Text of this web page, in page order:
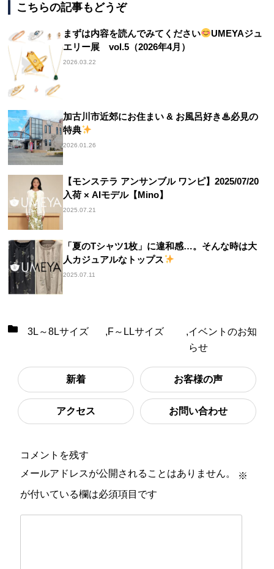
こちらの記事もどうぞ
まずは内容を読んでみてください
UMEYAジュ
エリー展 vol.5（2026年4月）
2026.03.22
加古川市近郊にお住まい & お風呂好き♨必見の
特典
2026.01.26
【モンステラ アンサンブル ワンピ】2025/07/20
入荷 × AIモデル【Mino】
2025.07.21
「夏のTシャツ1枚」に違和感…。そんな時は大
人カジュアルなトップス
2025.07.11
3L～8Lサイズ ,F～LLサイズ ,イベントのお知
らせ
新着 お客様の声
アクセス お問い合わせ
コメントを残す
メールアドレスが公開されることはありません。
※
が付いている欄は必須項目です